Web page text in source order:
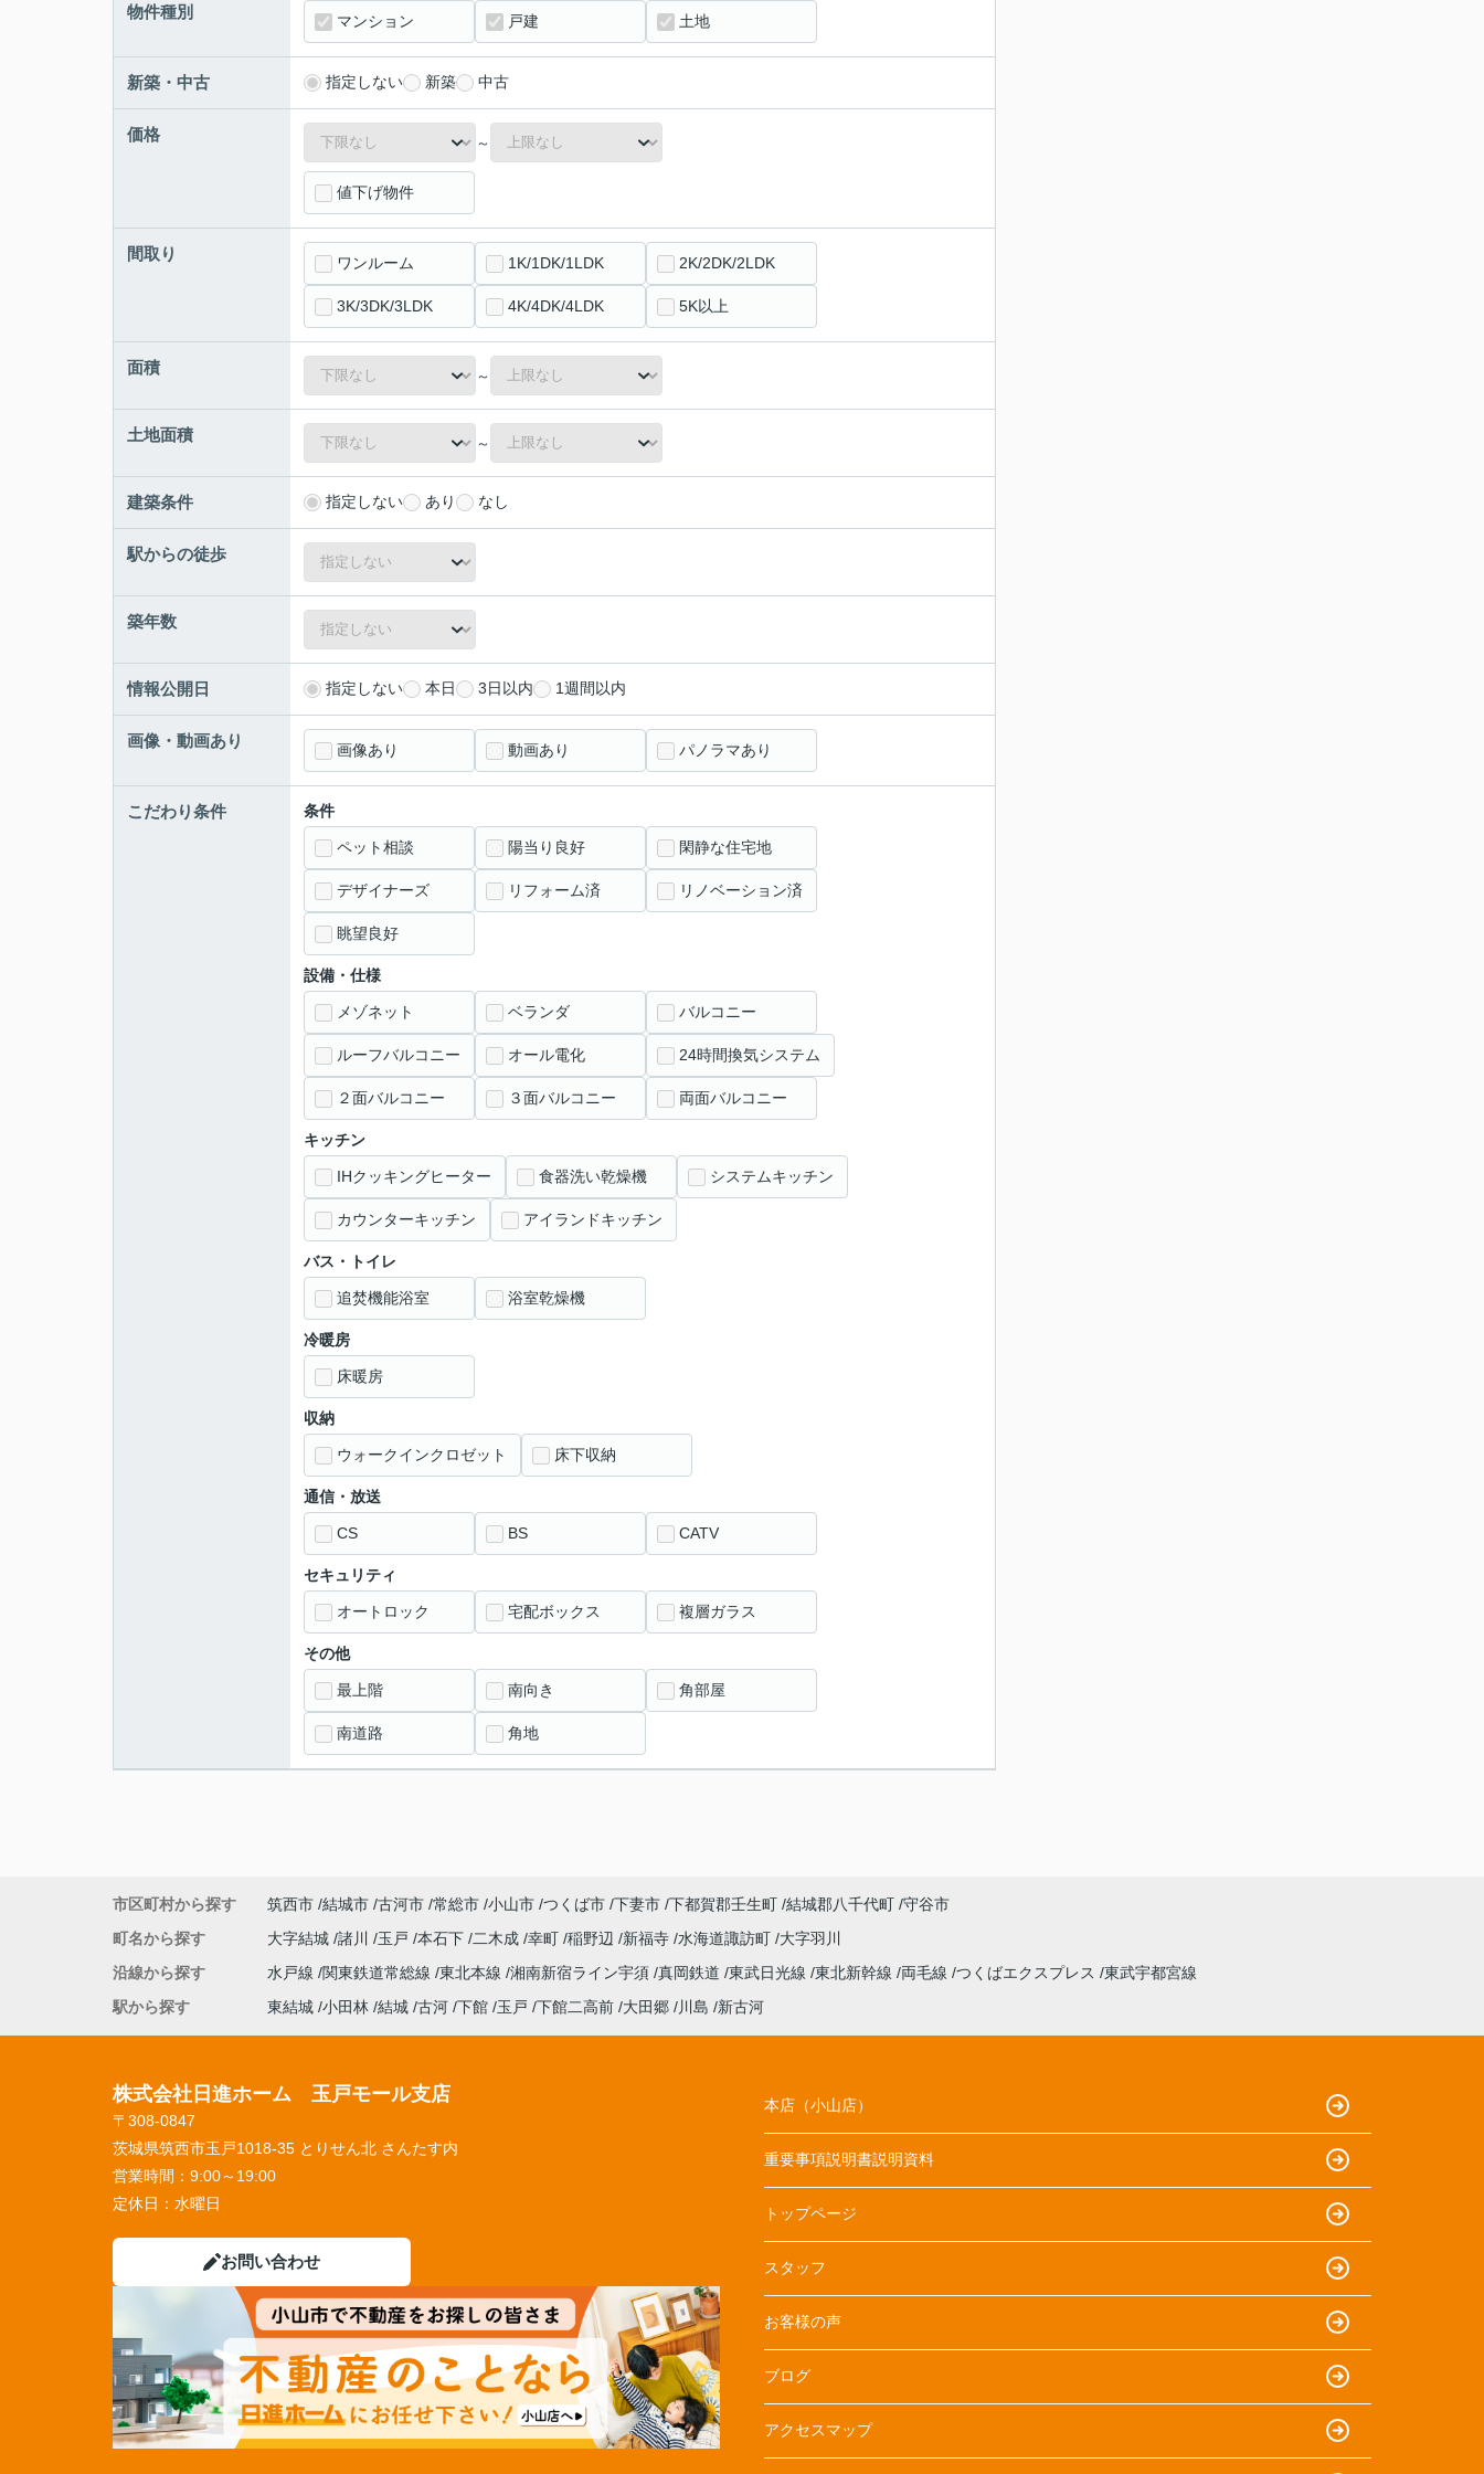
物件種別 マンション 戸建 土地
新築・中古 指定しない 新築 中古
価格 ～
値下げ物件
間取り ワンルーム 1K/1DK/1LDK 2K/2DK/2LDK
3K/3DK/3LDK 4K/4DK/4LDK 5K以上
面積 ～
土地面積 ～
建築条件 指定しない あり なし
駅からの徒歩
築年数
情報公開日 指定しない 本日 3日以内 1週間以内
画像・動画あり 画像あり 動画あり パノラマあり
こだわり条件 条件
ペット相談 陽当り良好 閑静な住宅地
デザイナーズ リフォーム済 リノベーション済
眺望良好
設備・仕様
メゾネット ベランダ バルコニー
ルーフバルコニー オール電化 24時間換気システム
２面バルコニー ３面バルコニー 両面バルコニー
キッチン
IHクッキングヒーター 食器洗い乾燥機 システムキッチン
カウンターキッチン アイランドキッチン
バス・トイレ
追焚機能浴室 浴室乾燥機
冷暖房
床暖房
収納
ウォークインクロゼット 床下収納
通信・放送
CS BS CATV
セキュリティ
オートロック 宅配ボックス 複層ガラス
その他
最上階 南向き 角部屋
南道路 角地
市区町村から探す 筑西市 結城市 古河市 常総市 小山市 つくば市 下妻市 下都賀郡壬生町 結城郡八千代町 守谷市
町名から探す
大字結城 諸川 玉戸 本石下 二木成 幸町 稲野辺 新福寺 水海道諏訪町 大字羽川
沿線から探す
水戸線 関東鉄道常総線 東北本線 湘南新宿ライン宇須 真岡鉄道 東武日光線 東北新幹線 両毛線 つくばエクスプレス
東武宇都宮線
駅から探す
東結城 小田林 結城 古河 下館 玉戸 下館二高前 大田郷 川島 新古河
株式会社日進ホーム 玉戸モール支店
〒308-0847
茨城県筑西市玉戸1018-35 とりせん北 さんたす内
営業時間： 9:00～19:00
定休日： 水曜日
お問い合わせ
本店（小山店）
重要事項説明書説明資料
トップページ
スタッフ
お客様の声
ブログ
アクセスマップ